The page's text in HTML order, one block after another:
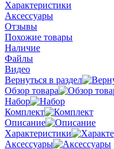
Характеристики
Аксессуары
Отзывы
Похожие товары
Наличие
Файлы
Видео
Вернуться в раздел
Обзор товара
Набор
Комплект
Описание
Характеристики
Аксессуары